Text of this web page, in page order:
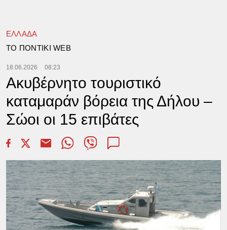
ΕΛΛΑΔΑ
TΟ ΠΟΝΤΙΚΙ WEB
18.06.2026 08:23
Ακυβέρνητο τουριστικό
καταμαράν βόρεια της Δήλου –
Σώοι οι 15 επιβάτες